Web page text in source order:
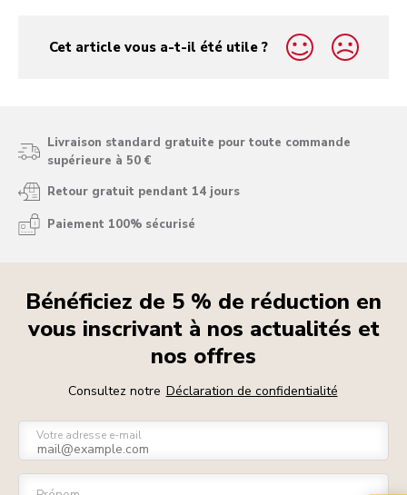
Cet article vous a-t-il été utile ?
yes
no
Livraison standard gratuite pour toute commande
supérieure à 50 €
Retour gratuit pendant 14 jours
Paiement 100% sécurisé
Bénéficiez de 5 % de réduction en
vous inscrivant à nos actualités et
nos offres
Consultez notre Déclaration de confidentialité
Votre adresse e-mail